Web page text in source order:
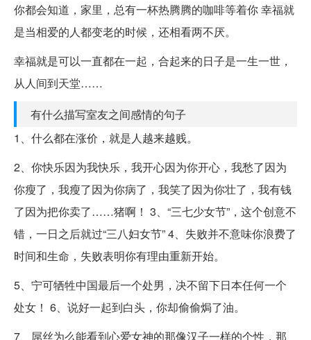
你都会知道，家里，总有一杯热腾腾的咖啡等着你 幸福就
是当相爱的人都变老的时候，还相看两不厌。
幸福就是可以一直都在一起，合起来的日子是一生一世，
从人间到天堂……
有什么描写室友之间感情的句子
1、什么都在涨价，就是人越来越贱。
2、你快乐因为我快乐，我开心因为你开心，我愁了因为
你瘦了，我瘦了因为你病了，我笑了因为你壮了，我有钱
了因为把你卖了……猪啊！ 3、“三七少女节”，这个创意不
错，一日之后就过“三八妇女节” 4、失败并不意味你浪费了
时间和生命，失败表明你有理由重新开始。
5、宁可牺牲中国最后一个处男，决不留下日本任何一个
处女！ 6、说好一起到白头，你却偷偷焗了油。
7、屌丝为么能看到心爱女神的那像汉子一样的个性，那